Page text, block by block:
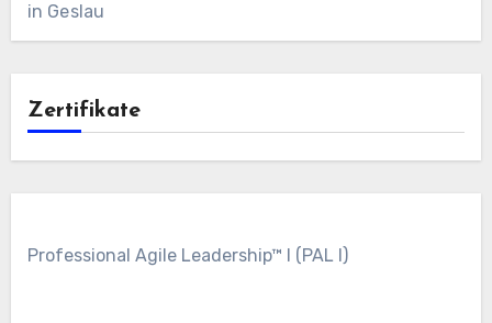
in Geslau
Zertifikate
Professional Agile Leadership™ I (PAL I)